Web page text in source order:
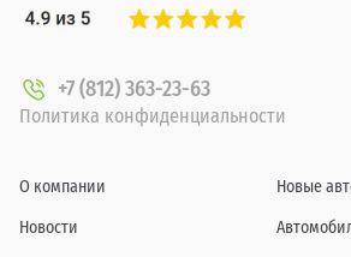
+7 (812) 363-23-63
Политика конфиденциальности
О компании
Новости
Новые